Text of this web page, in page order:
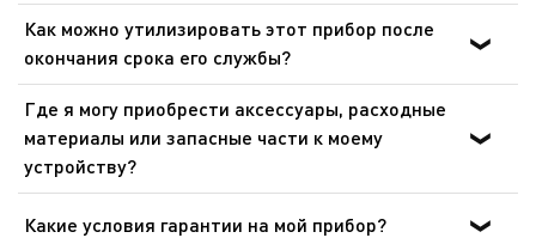
Аксессуары с антипригарным покрытием нельзя мыть
с использованием абразивного порошка или
абразивной губки. Теплая вода и средство для мытья
посуды идеально подойдет для очистки. Для
аксессуаров из нержавеющей стали мы рекомендуем
специализированные очистители для нержавеющей
стали.
Как можно утилизировать этот прибор после
окончания срока его службы?
В приборе содержатся ценные материалы, которые
могут быть подвергнуты вторичной переработке.
Отнесите его на городской пункт сбора отходов.
Где я могу приобрести аксессуары, расходные
материалы или запасные части к моему
устройству?
Пожалуйста, перейдите в раздел «Аксессуары» веб-
сайта, чтобы легко найти то, что вам нужно для вашего
Какие условия гарантии на мой прибор?